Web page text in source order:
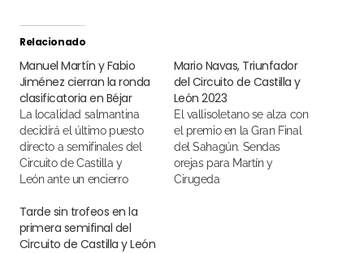
Relacionado
Manuel Martín y Fabio
Jiménez cierran la ronda
clasificatoria en Béjar
decidirá el último puesto
directo a semifinales del
Circuito de Castilla y
León ante un encierro
Blanco
Mario Navas, Triunfador
del Circuito de Castilla y
León 2023
El vallisoletano se alza con
el premio en la Gran Final
del Sahagún. Sendas
orejas para Martín y
Cirugeda
Tarde sin trofeos en la
primera semifinal del
Circuito de Castilla y León